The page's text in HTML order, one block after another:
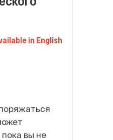
in English
вы не